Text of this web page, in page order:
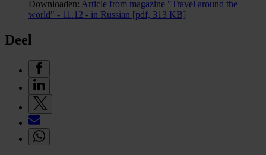
Downloaden: Article from magazine "Travel around the
world" - 11.12 - in Russian [pdf, 313 KB]
Deel